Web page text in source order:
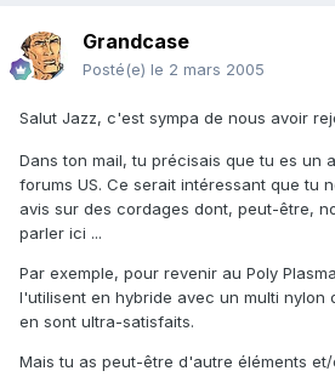
Grandcase
Posté(e) le 2 mars 2005
Salut Jazz, c'est sympa de nous avoir
Dans ton mail, tu précisais que tu es un
forums US. Ce serait intéressant que tu
avis sur des cordages dont, peut-être,
parler ici ...
Par exemple, pour revenir au Poly
l'utilisent en hybride avec un multi nylon
en sont ultra-satisfaits.
Mais tu as peut-être d'autre éléments